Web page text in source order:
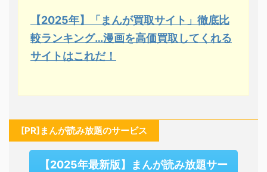
【2025年】「まんが買取サイト」徹底比
較ランキング…漫画を高価買取してくれる
サイトはこれだ！
[PR]まんが読み放題のサービス
【2025年最新版】まんが読み放題サー